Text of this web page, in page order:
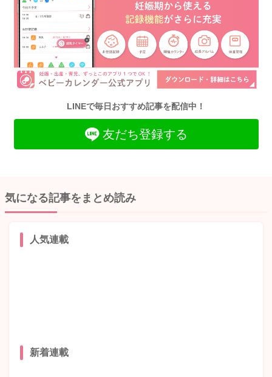
LINEで毎日おすすめ記事を配信中！
友だち登録する
気になる記事をまとめ読み
人気連載
新着連載